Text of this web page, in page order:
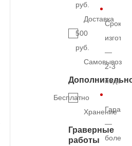
руб.
Доставка
500
руб.
Самовывоз
Бесплатно
Хранение
Граверные
работы
Срок
—
2-3
недель
—
более